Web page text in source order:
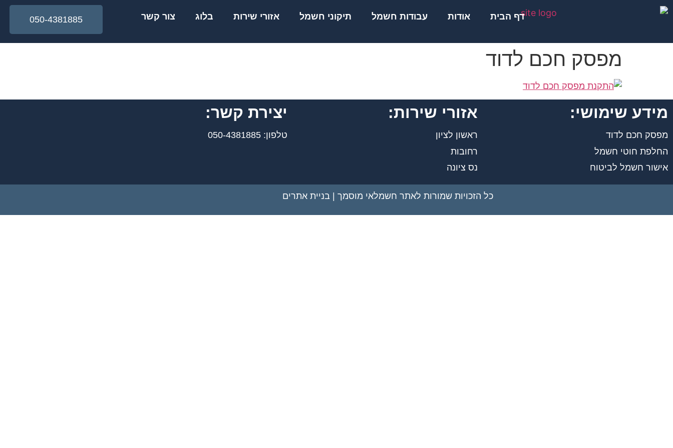
לתוכן
דף הבית אודות עבודות חשמל תיקוני חשמל אזורי שירות בלוג צור קשר 050-4381885
מפסק חכם לדוד
מידע שימושי:
מפסק חכם לדוד
החלפת חוטי חשמל
אישור חשמל לביטוח
אזורי שירות:
ראשון לציון
רחובות
נס ציונה
יצירת קשר:
טלפון: 050-4381885
כל הזכויות שמורות לאתר חשמלאי מוסמך | בניית אתרים